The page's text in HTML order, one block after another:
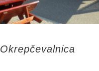
Okrepčevalnica